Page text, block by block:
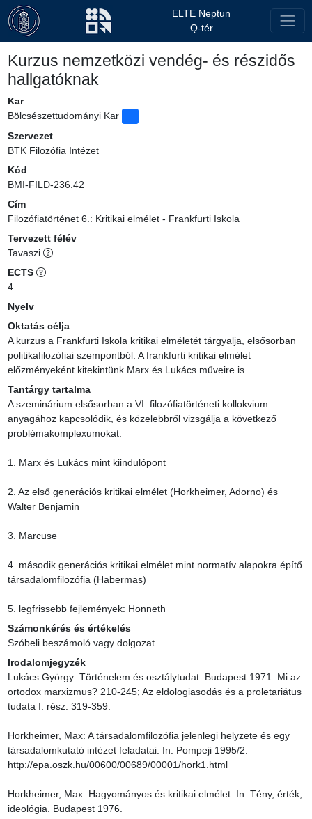
ELTE Neptun
Q-tér
Kurzus nemzetközi vendég- és részidős
hallgatóknak
Kar
Bölcsészettudományi Kar
Szervezet
BTK Filozófia Intézet
Kód
BMI-FILD-236.42
Cím
Filozófiatörténet 6.: Kritikai elmélet - Frankfurti Iskola
Tervezett félév
Tavaszi
ECTS
4
Nyelv
Oktatás célja
A kurzus a Frankfurti Iskola kritikai elméletét tárgyalja, elsősorban
politikafilozófiai szempontból. A frankfurti kritikai elmélet
előzményeként kitekintünk Marx és Lukács műveire is.
Tantárgy tartalma
A szeminárium elsősorban a VI. filozófiatörténeti kollokvium
anyagához kapcsolódik, és közelebbről vizsgálja a következő
problémakomplexumokat:
1. Marx és Lukács mint kiindulópont
2. Az első generációs kritikai elmélet (Horkheimer, Adorno) és
Walter Benjamin
3. Marcuse
4. második generációs kritikai elmélet mint normatív alapokra építő
társadalomfilozófia (Habermas)
5. legfrissebb fejlemények: Honneth
Számonkérés és értékelés
Szóbeli beszámoló vagy dolgozat
Irodalomjegyzék
Lukács György: Történelem és osztálytudat. Budapest 1971. Mi az
ortodox marxizmus? 210-245; Az eldologiasodás és a proletariátus
tudata I. rész. 319-359.
Horkheimer, Max: A társadalomfilozófia jelenlegi helyzete és egy
társadalomkutató intézet feladatai. In: Pompeji 1995/2.
http://epa.oszk.hu/00600/00689/00001/hork1.html
Horkheimer, Max: Hagyományos és kritikai elmélet. In: Tény, érték,
ideológia. Budapest 1976.